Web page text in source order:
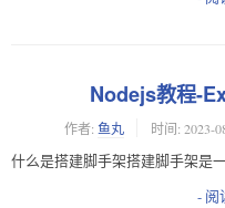
Nodejs教程-
作者: 鱼丸 时间: 2023-
什么是搭建脚手架搭建脚手架是
- 阅